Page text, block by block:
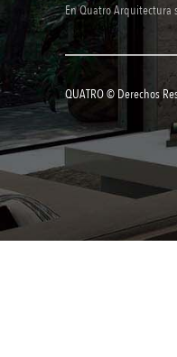
En Quatro Arquitectura
QUATRO © Derechos